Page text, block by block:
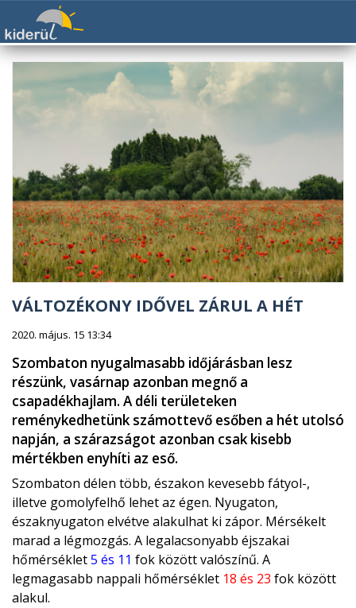
VÁLTOZÉKONY IDŐVEL ZÁRUL A HÉT
2020. május. 15 13:34
Szombaton nyugalmasabb időjárásban lesz
részünk, vasárnap azonban megnő a
csapadékhajlam. A déli területeken
reménykedhetünk számottevő esőben a hét utolsó
napján, a szárazságot azonban csak kisebb
mértékben enyhíti az eső.
Szombaton délen több, északon kevesebb fátyol-,
illetve gomolyfelhő lehet az égen. Nyugaton,
északnyugaton elvétve alakulhat ki zápor. Mérsékelt
marad a légmozgás. A legalacsonyabb éjszakai
hőmérséklet5 és 11 fok között valószínű. A
legmagasabb nappali hőmérséklet 18 és 23 fok között
alakul.